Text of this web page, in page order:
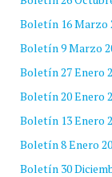
Boletín 16 Marzo
Boletín 9 Marzo
Boletín 27 Enero
Boletín 20 Enero
Boletín 13 Enero
Boletín 8 Enero
Boletín 30